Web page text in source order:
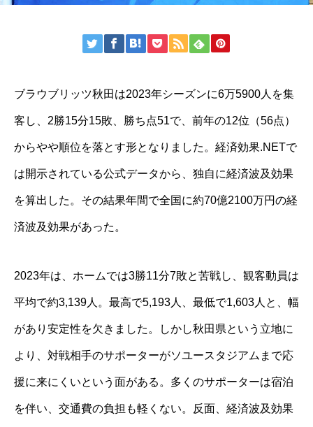
ブラウブリッツ秋田は2023年シーズンに6万5900人を集
客し、2勝15分15敗、勝ち点51で、前年の12位（56点）
からやや順位を落とす形となりました。経済効果.NETで
は開示されている公式データから、独自に経済波及効果
を算出した。その結果年間で全国に約70億2100万円の経
済波及効果があった。
2023年は、ホームでは3勝11分7敗と苦戦し、観客動員は
平均で約3,139人。最高で5,193人、最低で1,603人と、幅
があり安定性を欠きました。しかし秋田県という立地に
より、対戦相手のサポーターがソユースタジアムまで応
援に来にくいという面がある。多くのサポーターは宿泊
を伴い、交通費の負担も軽くない。反面、経済波及効果